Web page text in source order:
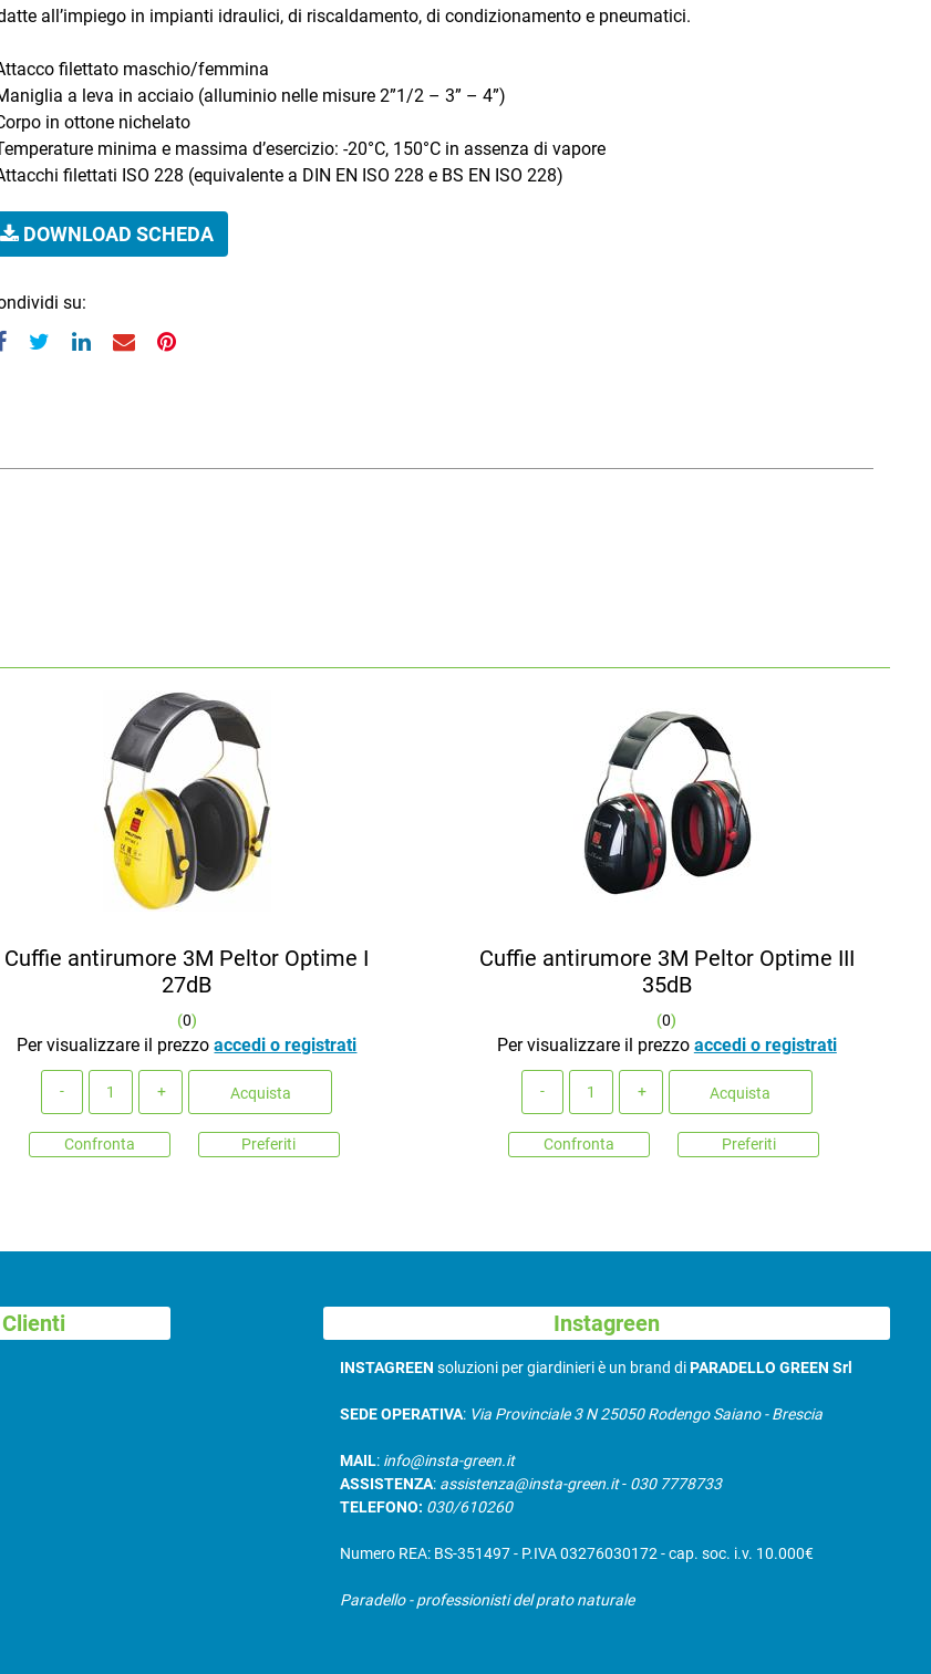
all’impiego in impianti idraulici, di riscaldamento, di condizionamento e pneumatici.
filettato maschio/femmina
a leva in acciaio (alluminio nelle misure 2”1/2 – 3” – 4”)
in ottone nichelato
minima e massima d’esercizio: -20°C, 150°C in assenza di vapore
filettati ISO 228 (equivalente a DIN EN ISO 228 e BS EN ISO 228)
DOWNLOAD SCHEDA
su:
Cuffie antirumore 3M Peltor Optime I
27dB
(0)
Per visualizzare il prezzoaccedi o registrati
Acquista
Confronta Preferiti
Cuffie antirumore 3M Peltor Optime III
35dB
(0)
Per visualizzare il prezzo accedi o registrati
Acquista
Confronta Preferiti
Instagreen
INSTAGREENsoluzioni per giardinieri è un brand diPARADELLO GREEN Srl
SEDE OPERATIVA: Via Provinciale 3 N 25050 Rodengo Saiano - Brescia
MAIL: info@insta-green.it
ASSISTENZA: assistenza@insta-green.it- 030 7778733
TELEFONO: 030/610260
Numero REA: BS-351497 - P.IVA 03276030172 - cap. soc. i.v. 10.000€
Paradello - professionisti del prato naturale